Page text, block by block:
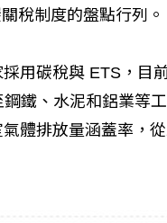
稅制度的盤點行列。
用碳稅與 ETS，目
鐵、水泥和鋁業等
體排放量涵蓋率，